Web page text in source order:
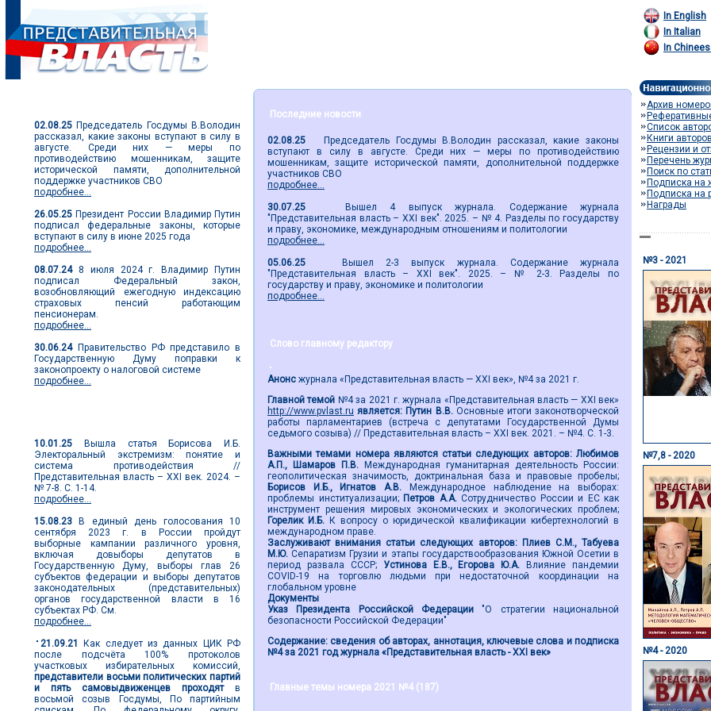
02.08.25 Председатель Госдумы В.Володин
рассказал, какие законы вступают в силу в
августе. Среди них — меры по
противодействию мошенникам, защите
исторической памяти, дополнительной
поддержке участников СВО
подробнее...
26.05.25 Президент России Владимир Путин
подписал федеральные законы, которые
вступают в силу в июне 2025 года
подробнее...
08.07.248 июля 2024 г. Владимир Путин
подписал Федеральный закон,
возобновляющий ежегодную индексацию
страховых пенсий работающим
пенсионерам.
подробнее...
30.06.24Правительство РФ представило в
Государственную Думу поправки к
законопроекту о налоговой системе
подробнее...
10.01.25 Вышла статья Борисова И.Б.
Электоральный экстремизм: понятие и
система противодействия //
Представительная власть – XXI век. 2024. –
№ 7-8. С. 1-14.
подробнее...
15.08.23 В единый день голосования 10
сентября 2023 г. в России пройдут
выборные кампании различного уровня,
включая довыборы депутатов в
Государственную Думу, выборы глав 26
субъектов федерации и выборы депутатов
законодательных (представительных)
органов государственной власти в 16
субъектах РФ. См.
подробнее...
21.09.21
Как следует из данных ЦИК РФ
после подсчёта 100% протоколов
участковых избирательных комиссий,
представители восьми политических партий
и пять самовыдвиженцев проходятв
восьмой созыв Госдумы, По партийным
Последние новости
02.08.25 Председатель Госдумы В.Володин рассказал, какие законы
вступают в силу в августе. Среди них — меры по противодействию
мошенникам, защите исторической памяти, дополнительной поддержке
участников СВО
подробнее...
30.07.25 Вышел 4 выпуск журнала. Содержание журнала
"Представительная власть – XXI век". 2025. – № 4. Разделы по государству
и праву, экономике, международным отношениям и политологии
подробнее...
05.06.25 Вышел 2-3 выпуск журнала. Содержание журнала
"Представительная власть – XXI век". 2025. – № 2-3. Разделы по
государству и праву, экономике и политологии
подробнее...
Слово главному редактору
Анонс журнала «Представительная власть — XXI век», №4 за 2021 г.
Главной темой №4 за 2021 г. журнала «Представительная власть — XXI век»
http://www.pvlast.ru является: Путин В.В.Основные итоги законотворческой
работы парламентариев (встреча с депутатами Государственной Думы
седьмого созыва) // Представительная власть – ХХI век. 2021. – №4. С. 1-3.
Важными темами номера являются статьи следующих авторов:Любимов
А.П., Шамаров П.В.
Международная гуманитарная деятельность России:
геополитическая значимость, доктринальная база и правовые пробелы;
Борисов И.Б., Игнатов А.В.
Международное наблюдение на выборах:
проблемы институализации; Петров А.А.Сотрудничество России и ЕС как
инструмент решения мировых экономических и экологических проблем;
Горелик И.Б. К вопросу о юридической квалификации кибертехнологий в
международном праве.
Заслуживают внимания статьи следующих авторов:Плиев С.М., Табуева
М.Ю.Сепаратизм Грузии и этапы государствообразования Южной Осетии в
период развала СССР; Устинова Е.В., Егорова Ю.А.
Влияние пандемии
COVID-19 на торговлю людьми при недостаточной координации на
глобальном уровне
Документы
Указ Президента Российской Федерации "О стратегии национальной
безопасности Российской Федерации"
Содержание: сведения об авторах, аннотация, ключевые слова и подписка
№4 за 2021 год журнала «Представительная власть - ХХI век»
Главные темы номера 2021 №4 (187)
In English
In Italian
In
Архив
Список
Книги
Рецензии и
Перечень
Поиск по
Подписка на
Подписка на
Награды
№3 - 2021
№7,8 - 2020
№4 - 2020